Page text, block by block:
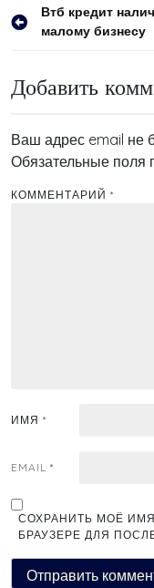
Навигация
Втб кредит
малому бизнесу
Добавить
Ваш адрес email не
Обязательные поля
КОММЕНТАРИЙ *
ИМЯ *
EMAIL *
СОХРАНИТЬ МОЁ
БРАУЗЕРЕ ДЛЯ